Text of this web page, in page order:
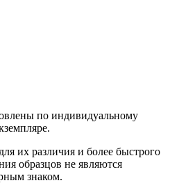
по индивидуальному
их различия и более быстрого
образцов не являются
знаком.